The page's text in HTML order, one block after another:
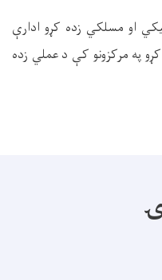
او مسلکي زده کړو ادارې
په مرکزونو کې د عملي زده